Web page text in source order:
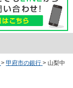
> 甲府市の銀行 > 山梨中